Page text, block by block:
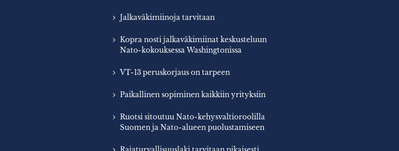
Jalkaväkimiinoja tarvitaan
Kopra nosti jalkaväkimiinat keskusteluun
Nato-kokouksessa Washingtonissa
VT-13 peruskorjaus on tarpeen
Paikallinen sopiminen kaikkiin yrityksiin
Ruotsi sitoutuu Nato-kehysvaltioroolilla
Suomen ja Nato-alueen puolustamiseen